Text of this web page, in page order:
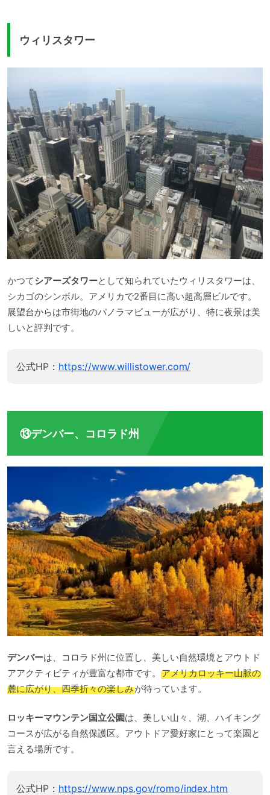
ウィリスタワー
かつてシアーズタワーとして知られていたウィリスタワーは、
シカゴのシンボル。アメリカで2番目に高い超高層ビルです。
展望台からは市街地のパノラマビューが広がり、特に夜景は美
しいと評判です。
公式HP： https://www.willistower.com/
⑬デンバー、コロラド州
デンバーは、コロラド州に位置し、美しい自然環境とアウトド
アアクティビティが豊富な都市です。 アメリカロッキー山脈の
麓に広がり、四季折々の楽しみが待っています。
ロッキーマウンテン国立公園は、美しい山々、湖、ハイキング
コースが広がる自然保護区。アウトドア愛好家にとって楽園と
言える場所です。
公式HP： https://www.nps.gov/romo/index.htm